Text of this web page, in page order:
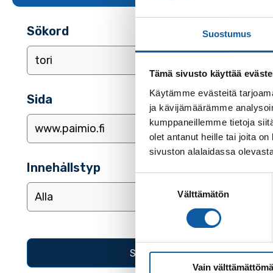
Suostumus
Tämä sivusto käyttää
Käytämme evästeitä
ja kävijämäärämme
kumppaneillemme tietoja
olet antanut heille tai joita
sivuston alalaidassa
Välttämätön
Vain
Sökord
Sida
Innehållstyp